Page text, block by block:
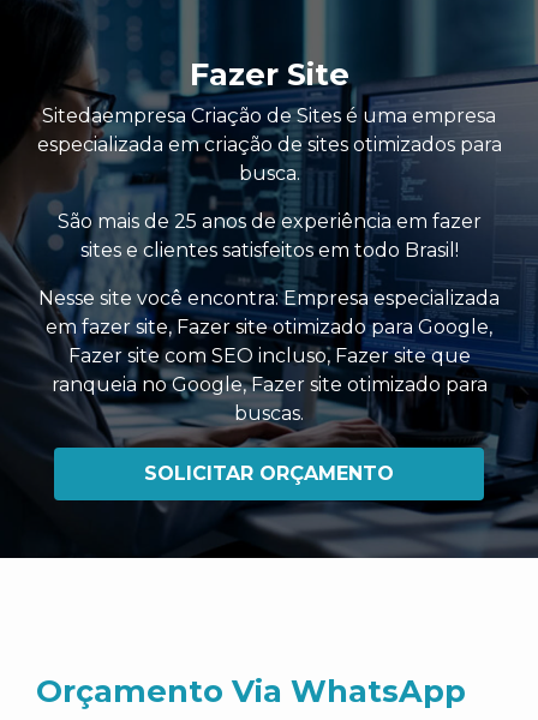
Fazer Site
Sitedaempresa Criação de Sites é uma empresa
especializada em criação de sites otimizados para
busca.
São mais de 25 anos de experiência em fazer
sites e clientes satisfeitos em todo Brasil!
Nesse site você encontra:Empresa especializada
em fazer site,Fazer site otimizado para Google,
Fazer site com SEO incluso, Fazer site que
ranqueia no Google,Fazer site otimizado para
buscas.
SOLICITAR ORÇAMENTO
Orçamento Via WhatsApp